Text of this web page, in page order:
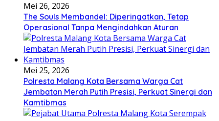
Mei 26, 2026
The Souls Membandel: Diperingatkan, Tetap
Operasional Tanpa Mengindahkan Aturan
Mei 25, 2026
Polresta Malang Kota Bersama Warga Cat
Jembatan Merah Putih Presisi, Perkuat Sinergi dan
Kamtibmas